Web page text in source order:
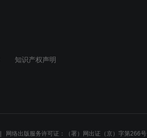
知识产权声明
网络出版服务许可证：（署）网出证（京）字第266号